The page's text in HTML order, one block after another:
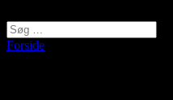
Forside